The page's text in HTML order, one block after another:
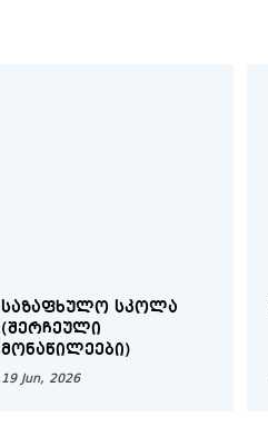
ᲡᲐᲖᲐᲤᲮᲣᲚᲝ ᲡᲙᲝᲚᲐ
(ᲨᲔᲠᲩᲔᲣᲚᲘ
ᲛᲝᲜᲐᲬᲘᲚᲔᲔᲑᲘ)
19 Jun, 2026